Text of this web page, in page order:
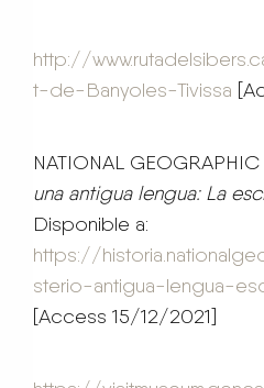
http://
t-de-Banyoles-Tivissa
NATIONAL GEOGRAPHIC
una antigua lengua: La
Disponible a:
https://
sterio-antigua-lengua-
[Access 15/12/2021]